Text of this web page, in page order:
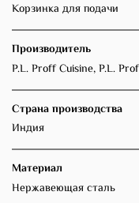
Корзинка для подачи
Производитель
P.L. Proff Cuisine, P.L.
Страна производства
Индия
Материал
Нержавеющая сталь